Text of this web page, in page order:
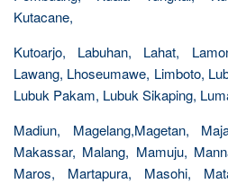
Kutacane,
Kutoarjo, Labuhan, Lahat,
Lawang, Lhoseumawe, Limboto,
Lubuk Pakam, Lubuk Sikaping,
Madiun, Magelang,Magetan,
Makassar, Malang, Mamuju,
Maros, Martapura, Masohi,